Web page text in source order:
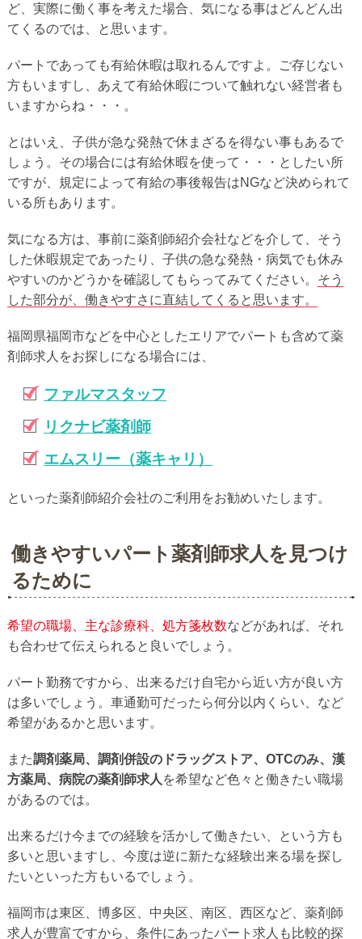
ど、実際に働く事を考えた場合、気になる事はどんどん出
てくるのでは、と思います。
パートであっても有給休暇は取れるんですよ。ご存じない
方もいますし、あえて有給休暇について触れない経営者も
いますからね・・・。
とはいえ、子供が急な発熱で休まざるを得ない事もあるで
しょう。その場合には有給休暇を使って・・・としたい所
ですが、規定によって有給の事後報告はNGなど決められて
いる所もあります。
気になる方は、事前に薬剤師紹介会社などを介して、そう
した休暇規定であったり、子供の急な発熱・病気でも休み
やすいのかどうかを確認してもらってみてください。 そう
した部分が、働きやすさに直結してくると思います。
福岡県福岡市などを中心としたエリアでパートも含めて薬
剤師求人をお探しになる場合には、
ファルマスタッフ
リクナビ薬剤師
エムスリー（薬キャリ）
といった薬剤師紹介会社のご利用をお勧めいたします。
働きやすいパート薬剤師求人を見つけ
るために
希望の職場、主な診療科、処方箋枚数などがあれば、それ
も合わせて伝えられると良いでしょう。
パート勤務ですから、出来るだけ自宅から近い方が良い方
は多いでしょう。車通勤可だったら何分以内くらい、など
希望があるかと思います。
また調剤薬局、調剤併設のドラッグストア、OTCのみ、漢
方薬局、病院の薬剤師求人 を希望など色々と働きたい職場
があるのでは。
出来るだけ今までの経験を活かして働きたい、という方も
多いと思いますし、今度は逆に新たな経験出来る場を探し
たいといった方もいるでしょう。
福岡市は東区、博多区、中央区、南区、西区など、薬剤師
求人が豊富ですから、条件にあったパート求人も比較的探